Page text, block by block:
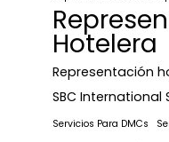
Hotelera
Representación
SBC International
Servicios Para DMCs